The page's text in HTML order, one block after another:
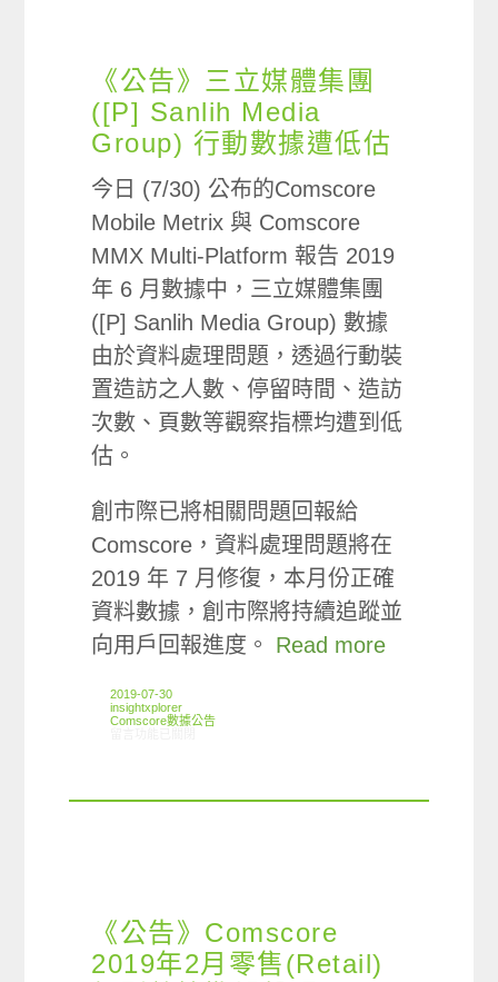
《公告》三立媒體集團
([P] Sanlih Media
Group) 行動數據遭低估
今日 (7/30) 公布的Comscore
Mobile Metrix 與 Comscore
MMX Multi-Platform 報告 2019
年 6 月數據中，三立媒體集團
([P] Sanlih Media Group) 數據
由於資料處理問題，透過行動裝
置造訪之人數、停留時間、造訪
次數、頁數等觀察指標均遭到低
估。
創市際已將相關問題回報給
Comscore，資料處理問題將在
2019 年 7 月修復，本月份正確
資料數據，創市際將持續追蹤並
向用戶回報進度。 Read more
2019-07-30
insightxplorer
Comscore數據公告
《公告》Comscore
2019年2月零售(Retail)